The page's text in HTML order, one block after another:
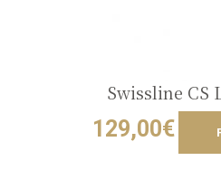
Swissline CS
129,00€